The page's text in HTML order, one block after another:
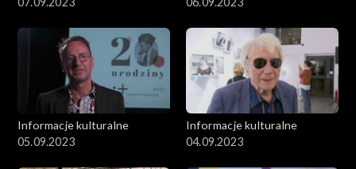
Informacje kulturalne
05.09.2023
Informacje kulturalne
04.09.2023